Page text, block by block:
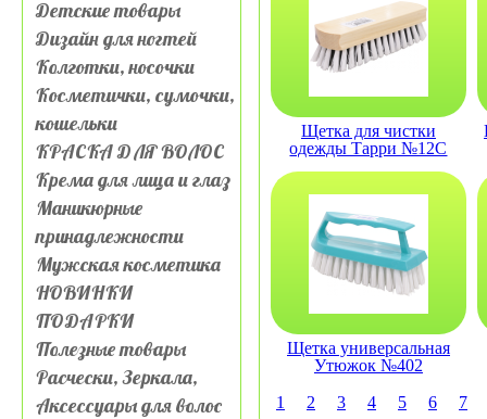
Детские товары
Дизайн для ногтей
Колготки, носочки
Косметички, сумочки,
кошельки
КРАСКА ДЛЯ ВОЛОС
Крема для лица и глаз
Маникюрные
принадлежности
Мужская косметика
НОВИНКИ
ПОДАРКИ
Полезные товары
Расчески, Зеркала,
Аксессуары для волос
Щетка для чистки
одежды Тарри №12С
Щетка универсальная
Утюжок №402
1
2 3 4 5 6 7